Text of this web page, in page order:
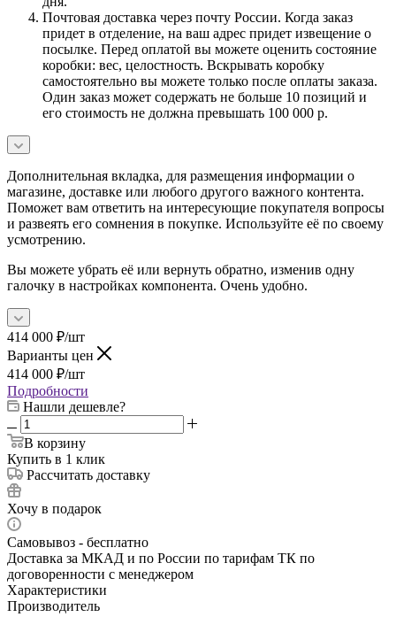
Почтовая доставка через почту России. Когда заказ
придет в отделение, на ваш адрес придет извещение о
посылке. Перед оплатой вы можете оценить состояние
коробки: вес, целостность. Вскрывать коробку
самостоятельно вы можете только после оплаты заказа.
Один заказ может содержать не больше 10 позиций и
его стоимость не должна превышать 100 000 р.
Дополнительная вкладка, для размещения информации о
магазине, доставке или любого другого важного контента.
Поможет вам ответить на интересующие покупателя вопросы
и развеять его сомнения в покупке. Используйте её по своему
усмотрению.
Вы можете убрать её или вернуть обратно, изменив одну
галочку в настройках компонента. Очень удобно.
414 000 ₽/шт
Варианты цен
414 000 ₽/шт
Подробности
Нашли дешевле?
В корзину
Купить в 1 клик
Рассчитать доставку
Хочу в подарок
Самовывоз - бесплатно
Доставка за МКАД и по России по тарифам ТК по
договоренности с менеджером
Характеристики
Производитель